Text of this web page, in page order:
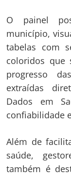
O painel
município,
tabelas com
coloridos que
progresso
extraídas
Dados em
confiabilidade
Além de
saúde,
também é
Navegação
Post